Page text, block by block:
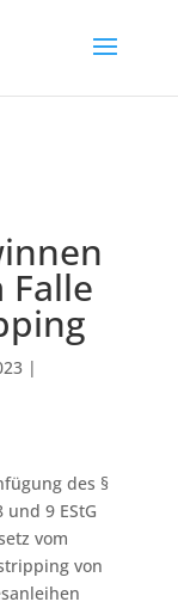
|
des §
und 9 EStG
vom
von